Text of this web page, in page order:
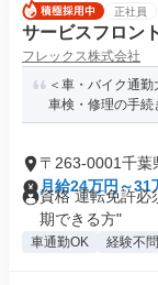
正社員
サービスフロン
フレックス株式会社
＜車・バイク通
車検・修理の手
〒263-0001千葉
月給24万円～31
資格 運転免許必
期できる方"
車通勤OK 経験不問